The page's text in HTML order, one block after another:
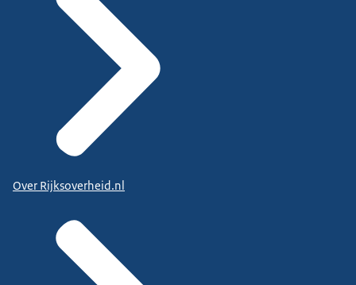
Over Rijksoverheid.nl